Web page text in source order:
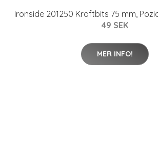
Ironside 201250 Kraftbits 75 mm,
49 SEK
MER INFO!